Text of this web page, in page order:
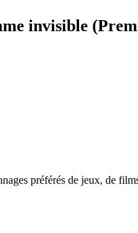
invisible
préférés de jeux, de